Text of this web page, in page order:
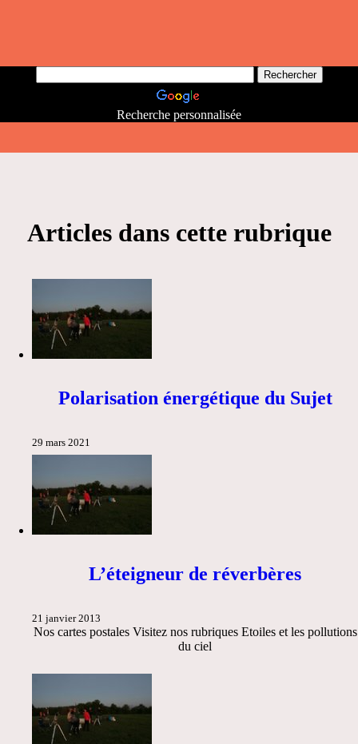
Recherche personnalisée
Articles dans cette rubrique
Polarisation énergétique du Sujet
29 mars 2021
L’éteigneur de réverbères
21 janvier 2013
Nos cartes postales Visitez nos rubriques Etoiles et les pollutions
du ciel